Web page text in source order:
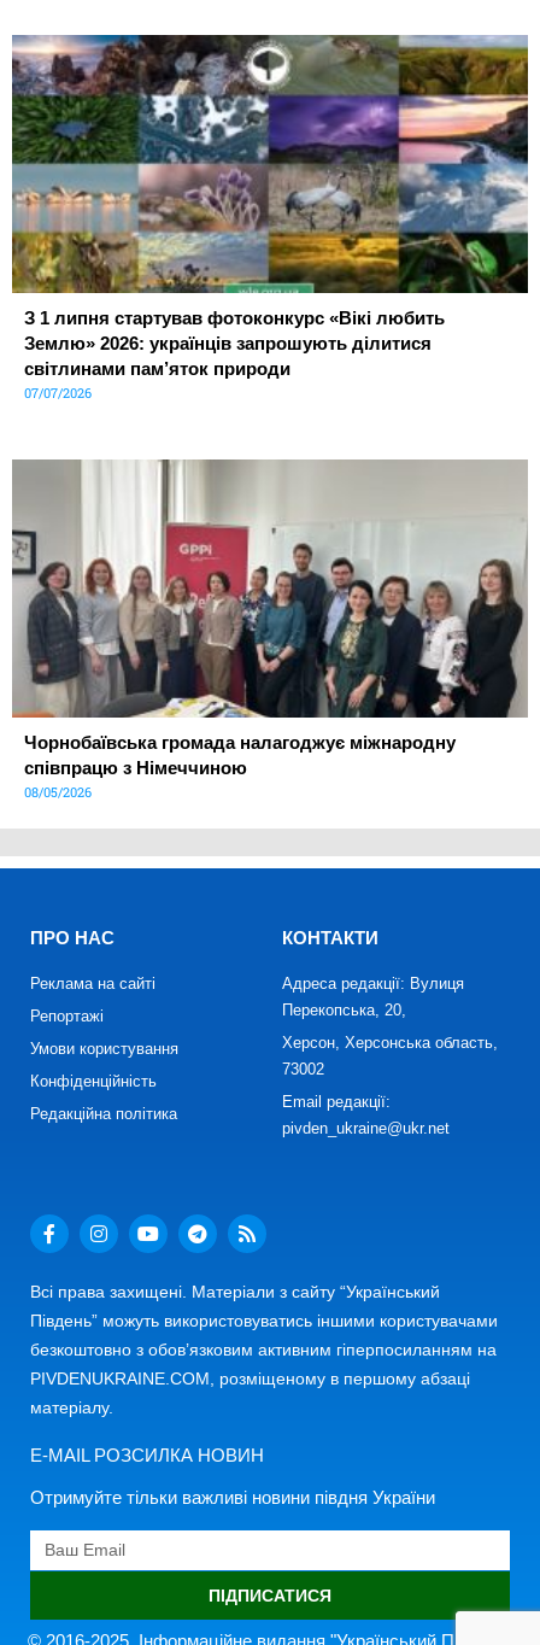
З 1 липня стартував фотоконкурс «Вікі любить
Землю» 2026: українців запрошують ділитися
світлинами пам’яток природи
07/07/2026
Чорнобаївська громада налагоджує міжнародну
співпрацю з Німеччиною
08/05/2026
ПРО НАС
Реклама на сайті
Репортажі
Умови користування
Конфіденційність
Редакційна політика
КОНТАКТИ
Адреса редакції: Вулиця
Перекопська, 20,
Херсон, Херсонська область,
73002
Email редакції:
pivden_ukraine@ukr.net
Всі права захищені. Матеріали з сайту “Український
Південь” можуть використовуватись іншими користувачами
безкоштовно з обов’язковим активним гіперпосиланням на
PIVDENUKRAINE.COM, розміщеному в першому абзаці
матеріалу.
E-MAIL РОЗСИЛКА НОВИН
Отримуйте тільки важливі новини півдня України
ПІДПИСАТИСЯ
© 2016-2025. Інформаційне видання "Український Південь"